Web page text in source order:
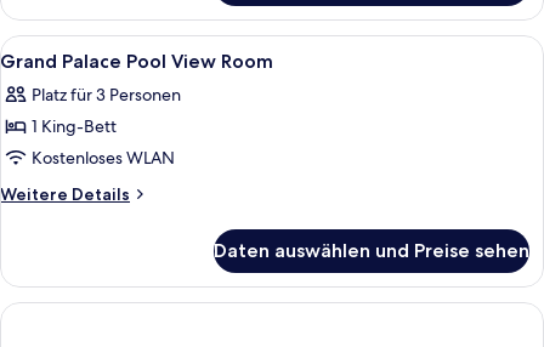
Zimmer
(Club)
Alle
Fotos
für
Grand
Palace
Pool
anzeigen
Ein Hotelzimmer mit Bett,
1
Grand Palace Pool View Room
Platz für 3 Personen
1 King-Bett
Kostenloses WLAN
Weitere Details
Weitere
Palace
Pool
View
Daten auswählen und Preise sehen